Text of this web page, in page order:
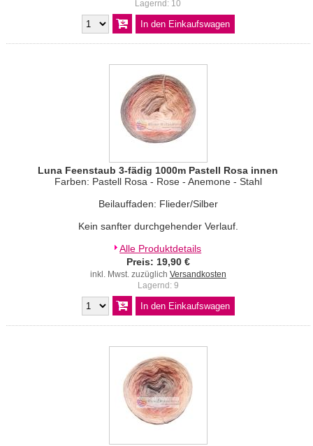
Lagernd: 10
Luna Feenstaub 3-fädig 1000m Pastell Rosa innen
Farben: Pastell Rosa - Rose - Anemone - Stahl
Beilauffaden: Flieder/Silber
Kein sanfter durchgehender Verlauf.
Alle Produktdetails
Preis: 19,90 €
inkl. Mwst. zuzüglich Versandkosten
Lagernd: 9